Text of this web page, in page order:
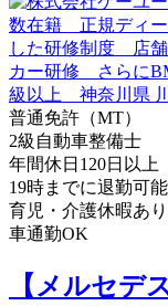
普通免許（MT）
2級自動車整備士
年間休日120日以上
19時までに退勤可能
育児・介護休暇あり
車通勤OK
【メルセデ